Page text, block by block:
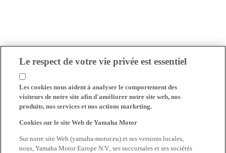
Le respect de votre vie privée est essentiel
Les cookies nous aident à analyser le comportement des
visiteurs de notre site afin d'améliorer notre site web, nos
produits, nos services et nos actions marketing.
Cookies sur le site Web de Yamaha Motor
Sur notre site Web (yamaha-motor.eu) et ses versions locales,
nous, Yamaha Motor Europe N.V., ses succursales et ses sociétés